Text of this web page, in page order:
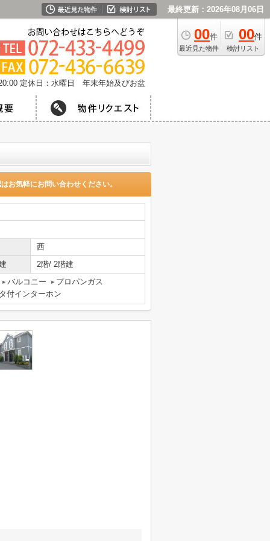
最終更新：2026年08月06日
00件
最近見た物件
00件
検討リスト
定休日：水曜日 年末年始及びお盆
お気軽にお問い合わせください。
西
2階/ 2階建
バルコニー
プロパンガス
付インターホン